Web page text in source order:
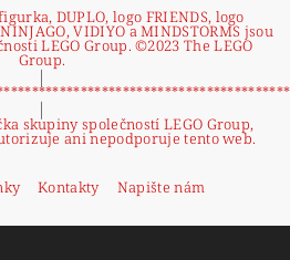
DUPLO, logo FRIENDS, logo
VIDIYO a MINDSTORMS jsou
LEGO Group. ©2023 The LEGO
Group.
|
|
skupiny společností LEGO Group,
ani nepodporuje tento web.
Kontakty Napište nám